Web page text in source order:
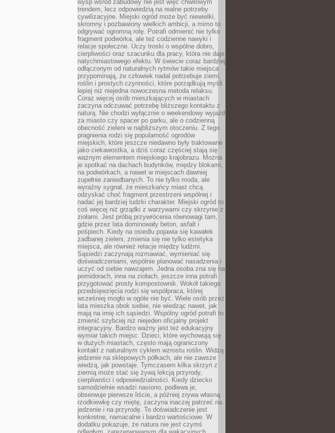
wysp wśród zabudowy nie jest więc chwilowym
trendem, lecz odpowiedzią na realne potrzeby
cywilizacyjne. Miejski ogród może być niewielki,
skromny i pozbawiony wielkich ambicji, a mimo to
odgrywać ogromną rolę. Potrafi odmienić nie tylko
fragment podwórka, ale też codzienne nawyki i
relacje społeczne. Uczy troski o wspólne dobro,
cierpliwości oraz szacunku dla pracy, która nie daje
natychmiastowego efektu. W świecie coraz bardziej
odłączonym od naturalnych rytmów takie miejsca
przypominają, że człowiek nadal potrzebuje ziemi,
roślin i prostych czynności, które porządkują myśli
lepiej niż niejedna nowoczesna metoda relaksu.
Coraz więcej osób mieszkających w miastach
zaczyna odczuwać potrzebę bliższego kontaktu z
naturą. Nie chodzi wyłącznie o weekendowy wyjazd
za miasto czy spacer po parku, ale o codzienną
obecność zieleni w najbliższym otoczeniu. Z tego
pragnienia rodzi się popularność ogrodów
miejskich, które jeszcze niedawno były traktowane
jako ciekawostka, a dziś coraz częściej stają się
ważnym elementem miejskiego krajobrazu. Można
je spotkać na dachach budynków, między blokami,
na podwórkach, a nawet w miejscach dawniej
zupełnie zaniedbanych. To nie tylko moda, ale
wyraźny sygnał, że mieszkańcy miast chcą
odzyskać choć fragment przestrzeni wspólnej i
nadać jej bardziej ludzki charakter. Miejski ogród to
coś więcej niż grządki z warzywami czy skrzynie z
ziołami. Jest próbą przywrócenia równowagi tam,
gdzie przez lata dominowały beton, asfalt i
pośpiech. Kiedy na osiedlu pojawia się kawałek
zadbanej zieleni, zmienia się nie tylko estetyka
miejsca, ale również relacje między ludźmi.
Sąsiedzi zaczynają rozmawiać, wymieniać się
doświadczeniami, wspólnie planować nasadzenia i
uczyć od siebie nawzajem. Jedna osoba zna się na
pomidorach, inna na ziołach, jeszcze inna potrafi
przygotować prosty kompostownik. Wokół takiego
przedsięwzięcia rodzi się współpraca, której
wcześniej mogło w ogóle nie być. Wiele osób przez
lata mieszka obok siebie, nie wiedząc nawet, jak
mają na imię ich sąsiedzi. Wspólny ogród potrafi to
zmienić szybciej niż niejeden oficjalny projekt
integracyjny. Bardzo ważny jest też edukacyjny
wymiar takich miejsc. Dzieci, które wychowują się
w dużych miastach, często mają ograniczony
kontakt z naturalnym cyklem wzrostu roślin. Widzą
jedzenie na sklepowych półkach, ale nie zawsze
wiedzą, jak powstaje. Tymczasem kilka skrzyń z
ziemią może stać się żywą lekcją przyrody,
cierpliwości i odpowiedzialności. Kiedy dziecko
samodzielnie wsadzi nasiono, podlewa je,
obserwuje pierwsze liście, a później zrywa własną
rzodkiewkę czy miętę, zaczyna inaczej patrzeć na
jedzenie i na przyrodę. To doświadczenie jest
konkretne, namacalne i bardzo wartościowe. W
dodatku pokazuje, że natura nie jest czymś